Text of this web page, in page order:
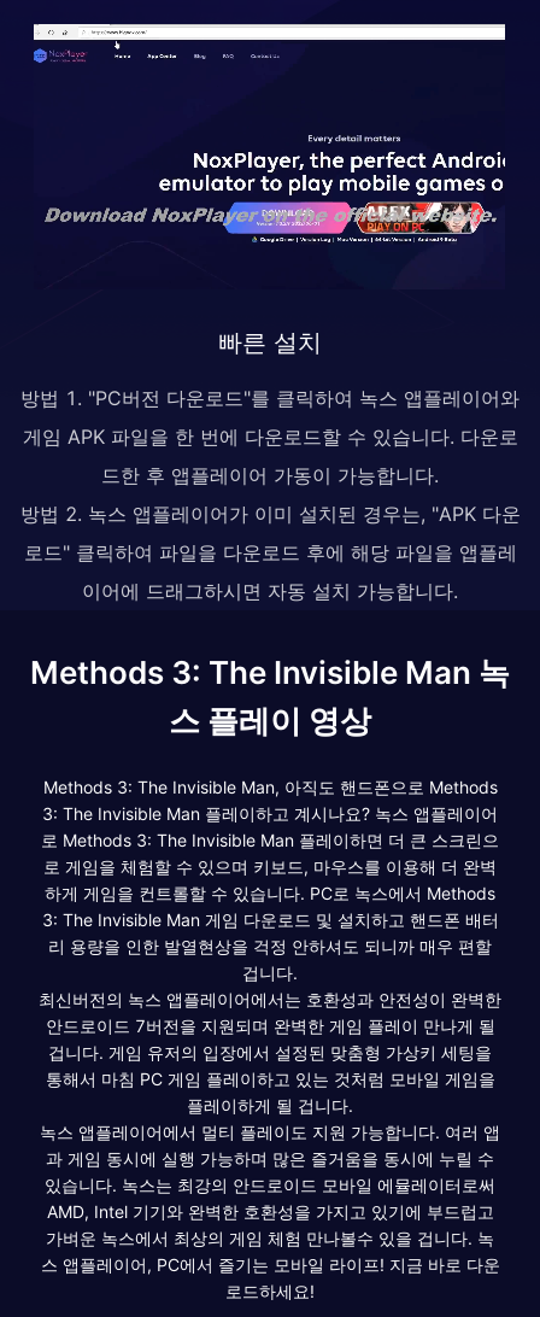
빠른 설치
방법 1. "PC버전 다운로드"를 클릭하여 녹스 앱플레이어와
게임 APK 파일을 한 번에 다운로드할 수 있습니다. 다운로
드한 후 앱플레이어 가동이 가능합니다.
방법 2. 녹스 앱플레이어가 이미 설치된 경우는, "APK 다운
로드" 클릭하여 파일을 다운로드 후에 해당 파일을 앱플레
이어에 드래그하시면 자동 설치 가능합니다.
Methods 3: The Invisible Man 녹
스 플레이 영상
Methods 3: The Invisible Man, 아직도 핸드폰으로 Methods
3: The Invisible Man 플레이하고 계시나요? 녹스 앱플레이어
로 Methods 3: The Invisible Man 플레이하면 더 큰 스크린으
로 게임을 체험할 수 있으며 키보드, 마우스를 이용해 더 완벽
하게 게임을 컨트롤할 수 있습니다. PC로 녹스에서 Methods
3: The Invisible Man 게임 다운로드 및 설치하고 핸드폰 배터
리 용량을 인한 발열현상을 걱정 안하셔도 되니까 매우 편할
겁니다.
최신버전의 녹스 앱플레이어에서는 호환성과 안전성이 완벽한
안드로이드 7버전을 지원되며 완벽한 게임 플레이 만나게 될
겁니다. 게임 유저의 입장에서 설정된 맞춤형 가상키 세팅을
통해서 마침 PC 게임 플레이하고 있는 것처럼 모바일 게임을
플레이하게 될 겁니다.
녹스 앱플레이어에서 멀티 플레이도 지원 가능합니다. 여러 앱
과 게임 동시에 실행 가능하며 많은 즐거움을 동시에 누릴 수
있습니다. 녹스는 최강의 안드로이드 모바일 에뮬레이터로써
AMD, Intel 기기와 완벽한 호환성을 가지고 있기에 부드럽고
가벼운 녹스에서 최상의 게임 체험 만나볼수 있을 겁니다. 녹
스 앱플레이어, PC에서 즐기는 모바일 라이프! 지금 바로 다운
로드하세요!